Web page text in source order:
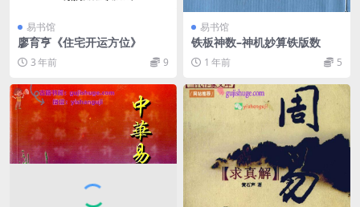
易书馆
廖育亨《住宅开运方位》
3 年前 9
易书馆
铁板神数–神机妙算铁版数
1 年前 5